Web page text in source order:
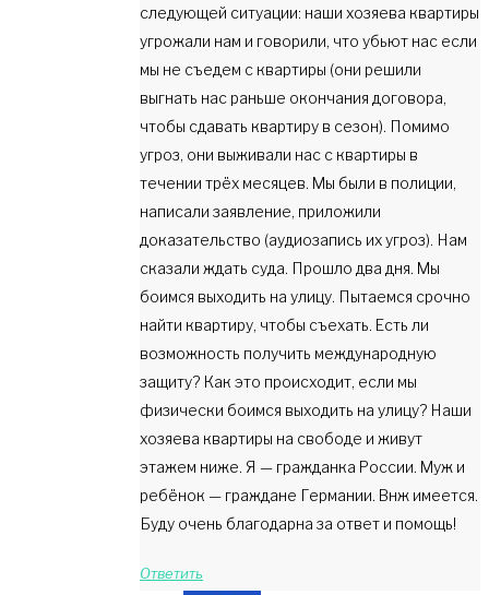
следующей ситуации: наши хозяева квартиры
угрожали нам и говорили, что убьют нас если
мы не съедем с квартиры (они решили
выгнать нас раньше окончания договора,
чтобы сдавать квартиру в сезон). Помимо
угроз, они выживали нас с квартиры в
течении трёх месяцев. Мы были в полиции,
написали заявление, приложили
доказательство (аудиозапись их угроз). Нам
сказали ждать суда. Прошло два дня. Мы
боимся выходить на улицу. Пытаемся срочно
найти квартиру, чтобы съехать. Есть ли
возможность получить международную
защиту? Как это происходит, если мы
физически боимся выходить на улицу? Наши
хозяева квартиры на свободе и живут
этажем ниже. Я — гражданка России. Муж и
ребёнок — граждане Германии. Внж имеется.
Буду очень благодарна за ответ и помощь!
Ответить